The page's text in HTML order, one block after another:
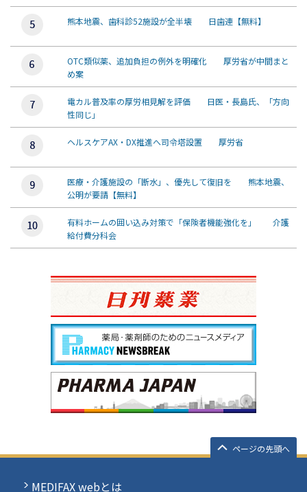
熊本地震、歯科診52施設が全半壊 日歯連【無料】
OTC類似薬、追加負担の例外を明確化 厚労省が中間まと
め案
電カル普及率の厚労相見解を評価 日医・長島氏、「方向
性同じ」
ヘルスケアAX・DX推進へ司令塔設置 厚労省
医療・介護施設の「断水」、優先して復旧を 熊本地震、
公明が要請【無料】
有料ホームの囲い込み対策で「保険者機能強化を」 介護
給付費分科会
ページの先頭へ
MEDIFAX webとは